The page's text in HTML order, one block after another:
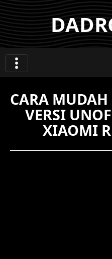
CARA MUDAH
VERSI
XIAOMI